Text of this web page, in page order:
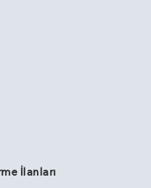
İlanları